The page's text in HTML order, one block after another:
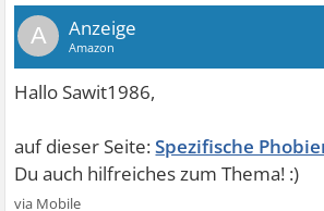
A
Spezifische